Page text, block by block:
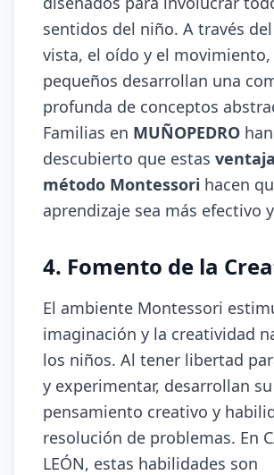
sentidos del niño. A través
vista, el oído y el movimiento,
pequeños desarrollan una
profunda de conceptos
Familias en MUÑOPEDRO han
descubierto que estas
método Montessori hacen
aprendizaje sea más efectivo
4. Fomento de la
El ambiente Montessori
imaginación y la creatividad
los niños. Al tener libertad
y experimentar, desarrollan su
pensamiento creativo y
resolución de problemas. En
LEÓN, estas habilidades son